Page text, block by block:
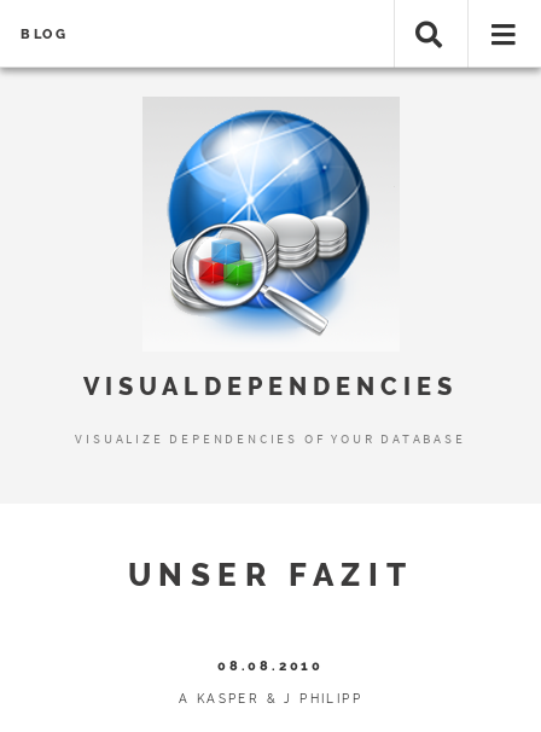
BLOG
Error loading search results...
VISUALDEPENDENCIES
VISUALIZE DEPENDENCIES OF YOUR DATABASE
UNSER FAZIT
08.08.2010
A KASPER & J PHILIPP